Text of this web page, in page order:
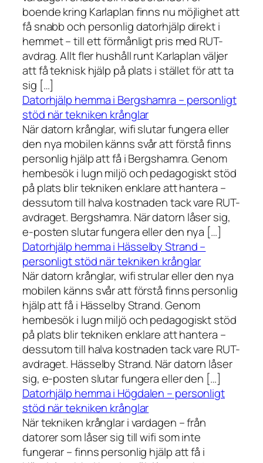
boende kring Karlaplan finns nu möjlighet att
få snabb och personlig datorhjälp direkt i
hemmet – till ett förmånligt pris med RUT-
avdrag. Allt fler hushåll runt Karlaplan väljer
att få teknisk hjälp på plats i stället för att ta
sig […]
Datorhjälp hemma i Bergshamra – personligt
stöd när tekniken krånglar
När datorn krånglar, wifi slutar fungera eller
den nya mobilen känns svår att förstå finns
personlig hjälp att få i Bergshamra. Genom
hembesök i lugn miljö och pedagogiskt stöd
på plats blir tekniken enklare att hantera –
dessutom till halva kostnaden tack vare RUT-
avdraget. Bergshamra. När datorn låser sig,
e-posten slutar fungera eller den nya […]
Datorhjälp hemma i Hässelby Strand –
personligt stöd när tekniken krånglar
När datorn krånglar, wifi strular eller den nya
mobilen känns svår att förstå finns personlig
hjälp att få i Hässelby Strand. Genom
hembesök i lugn miljö och pedagogiskt stöd
på plats blir tekniken enklare att hantera –
dessutom till halva kostnaden tack vare RUT-
avdraget. Hässelby Strand. När datorn låser
sig, e-posten slutar fungera eller den […]
Datorhjälp hemma i Högdalen – personligt
stöd när tekniken krånglar
När tekniken krånglar i vardagen – från
datorer som låser sig till wifi som inte
fungerar – finns personlig hjälp att få i